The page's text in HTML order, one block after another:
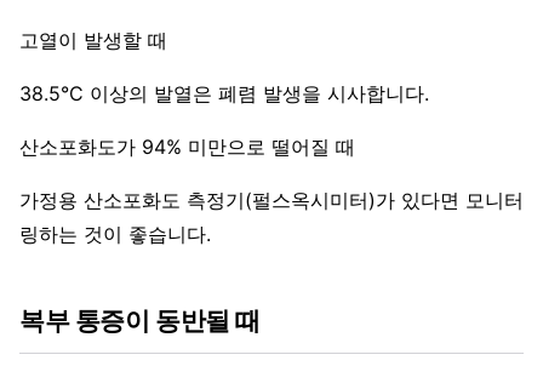
고열이 발생할 때
38.5°C 이상의 발열은 폐렴 발생을 시사합니다.
산소포화도가 94% 미만으로 떨어질 때
가정용 산소포화도 측정기(펄스옥시미터)가 있다면 모니터
링하는 것이 좋습니다.
복부 통증이 동반될 때